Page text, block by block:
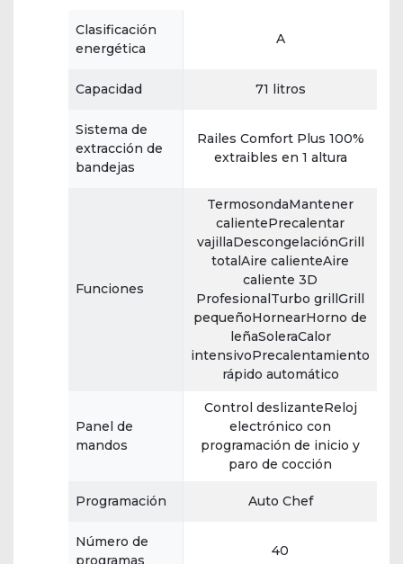
Clasificación
energética
A
Capacidad 71 litros
Sistema de
extracción de
bandejas
Railes Comfort Plus 100%
extraibles en 1 altura
Funciones
TermosondaMantener
calientePrecalentar
vajillaDescongelaciónGrill
totalAire calienteAire
caliente 3D
ProfesionalTurbo grillGrill
pequeñoHornearHorno de
leñaSoleraCalor
intensivoPrecalentamiento
rápido automático
Panel de
mandos
Control deslizanteReloj
electrónico con
programación de inicio y
paro de cocción
Programación Auto Chef
Número de
programas
40